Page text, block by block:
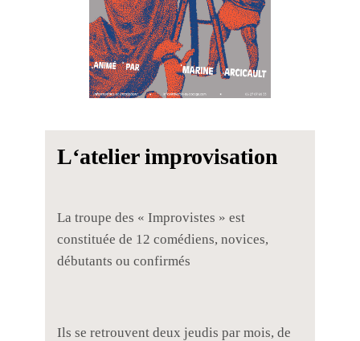
L‘atelier improvisation
La troupe des « Improvistes » est
constituée de 12 comédiens, novices,
débutants ou confirmés
Ils se retrouvent deux jeudis par mois, de